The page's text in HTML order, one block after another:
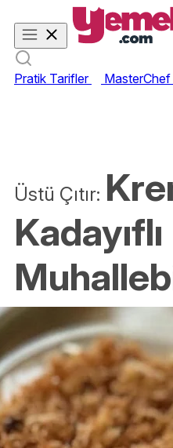
Pratik Tarifler
Üstü Çıtır:
Kadayıflı